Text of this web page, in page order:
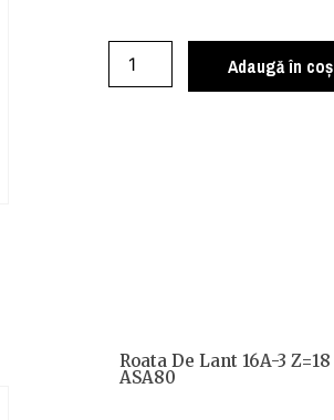
Adaugă în coș
Roata De Lant 16A-3 Z=18
ASA80